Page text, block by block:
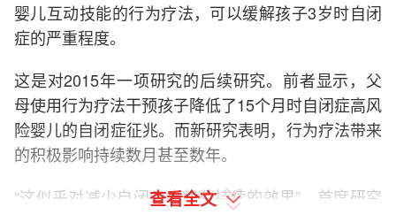
婴儿互动技能的行为疗法，可以缓解孩子3岁时自闭
症的严重程度。
这是对2015年一项研究的后续研究。前者显示，父
母使用行为疗法干预孩子降低了15个月时自闭症高风
险婴儿的自闭症征兆。而新研究表明，行为疗法带来
的积极影响持续数月甚至数年。
“这似乎对减少自闭症症状有持续的效果”，首席研究
查看全文